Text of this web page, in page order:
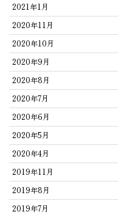
2021年1月
2020年11月
2020年10月
2020年9月
2020年8月
2020年7月
2020年6月
2020年5月
2020年4月
2019年11月
2019年8月
2019年7月